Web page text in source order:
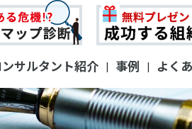
ンサルタント紹介 | 事例 | よく